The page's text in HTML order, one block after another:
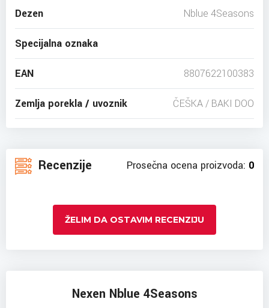
Dezen Nblue 4Seasons
Specijalna oznaka
EAN 8807622100383
Zemlja porekla / uvoznik ČEŠKA / BAKI DOO
Recenzije Prosečna ocena proizvoda: 0
ŽELIM DA OSTAVIM RECENZIJU
Nexen Nblue 4Seasons